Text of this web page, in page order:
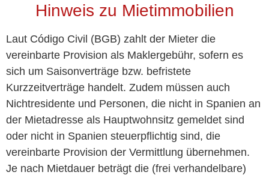
Hinweis zu Mietimmobilien
Laut Código Civil (BGB) zahlt der Mieter die
vereinbarte Provision als Maklergebühr, sofern es
sich um Saisonverträge bzw. befristete
Kurzzeitverträge handelt. Zudem müssen auch
Nichtresidente und Personen, die nicht in Spanien an
der Mietadresse als Hauptwohnsitz gemeldet sind
oder nicht in Spanien steuerpflichtig sind, die
vereinbarte Provision der Vermittlung übernehmen.
Je nach Mietdauer beträgt die (frei verhandelbare)